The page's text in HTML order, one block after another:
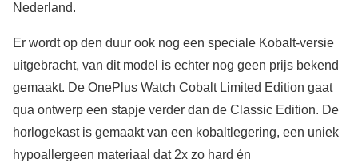
Nederland.
Er wordt op den duur ook nog een speciale Kobalt-versie
uitgebracht, van dit model is echter nog geen prijs bekend
gemaakt. De OnePlus Watch Cobalt Limited Edition gaat
qua ontwerp een stapje verder dan de Classic Edition. De
horlogekast is gemaakt van een kobaltlegering, een uniek
hypoallergeen materiaal dat 2x zo hard én